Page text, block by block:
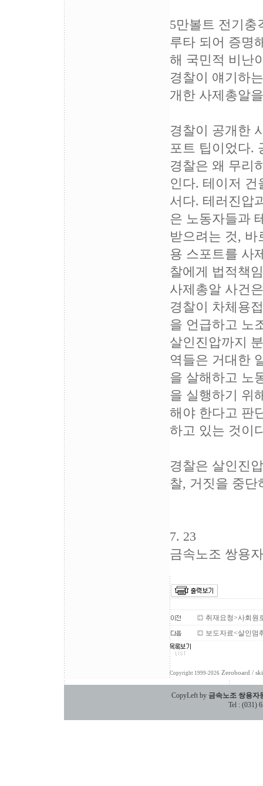
5만볼트 전기충
루타 되어 증명
해 국민적 비난
경찰이 얘기하
개한 사제총알
경찰이 공개한
포트 팁이었다.
경찰은 왜 무리
인다. 테이저
서다. 테러진압
은 노동자들과
받으려는 것,
용 스포트를 사
찰에게 법적책
사제총알 사건
경찰이 차체용
을 언급하고 노
살인진압까지
역들은 거대한
을 살해하고 노
을 실행하기 위
해야 한다고 판
하고 있는 것이
경찰은 살인진
찰, 거짓을 중단
7. 23
금속노조 쌍용
취재요청>사회원
보도자료<살인멈
Copyright 1999-2026 Zeroboard /
CopyLeft by 금속노조 쌍용자
Tel : (031)